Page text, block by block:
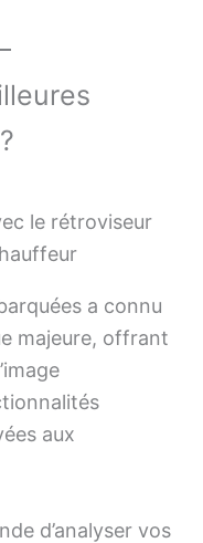
a connu
majeure, offrant
aux
d’analyser vos